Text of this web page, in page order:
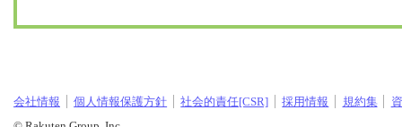
会社情報 個人情報保護方針 社会的責任[CSR] 採用情報 規約集